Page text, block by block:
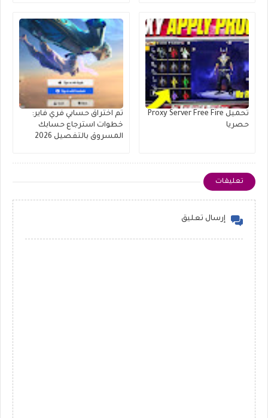
تحميل Proxy Server Free Fire
حصريا
تم اختراق حسابي فري فاير:
خطوات استرجاع حسابك
المسروق بالتفصيل 2026
تعليقات
إرسال تعليق